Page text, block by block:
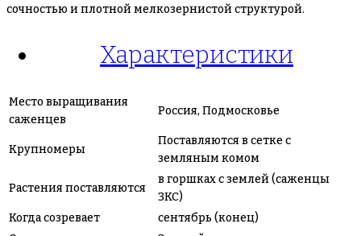
сочностью и плотной мелкозернистой структурой.
Характеристики
Место выращивания
саженцев
Россия, Подмосковье
Крупномеры
Поставляются в сетке с
земляным комом
Растения поставляются
в горшках с землей (саженцы
ЗКС)
Когда созревает
сентябрь (конец)